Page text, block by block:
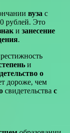
вуза с
рублей. Это
и занесение
.
и
о
дороже, чем
свидетельства с